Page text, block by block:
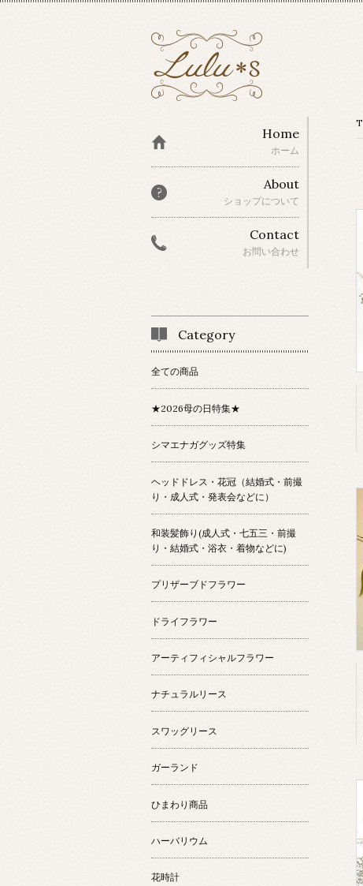
Home
ホーム
About
ショップについて
Contact
お問い合わせ
Category
全ての商品
★2026母の日特集★
シマエナガグッズ特集
ヘッドドレス・花冠（結婚式・前撮
り・成人式・発表会などに）
和装髪飾り(成人式・七五三・前撮
り・結婚式・浴衣・着物などに)
プリザーブドフラワー
ドライフラワー
アーティフィシャルフラワー
ナチュラルリース
スワッグリース
ガーランド
ひまわり商品
ハーバリウム
花時計